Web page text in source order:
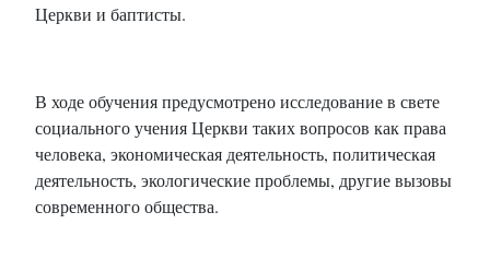
Церкви и баптисты.
В ходе обучения предусмотрено исследование в свете
социального учения Церкви таких вопросов как права
человека, экономическая деятельность, политическая
деятельность, экологические проблемы, другие вызовы
современного общества.